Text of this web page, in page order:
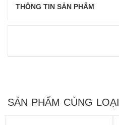
THÔNG TIN SẢN PHẨM
SẢN PHẨM CÙNG LOẠI